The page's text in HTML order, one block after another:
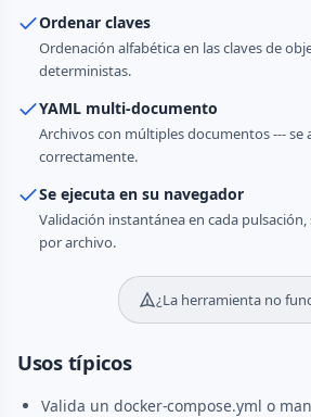
Ordenar claves
Ordenación alfabética en las claves de
deterministas.
YAML multi-documento
Archivos con múltiples documentos --- se
correctamente.
Se ejecuta en su navegador
Validación instantánea en cada
por archivo.
¿La herramienta no
Usos típicos
Valida un docker-compose.yml o